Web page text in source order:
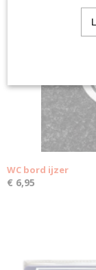
WC bord ijzer
€ 6,95